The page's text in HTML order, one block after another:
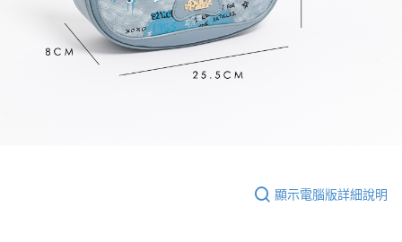
顯示電腦版詳細說明